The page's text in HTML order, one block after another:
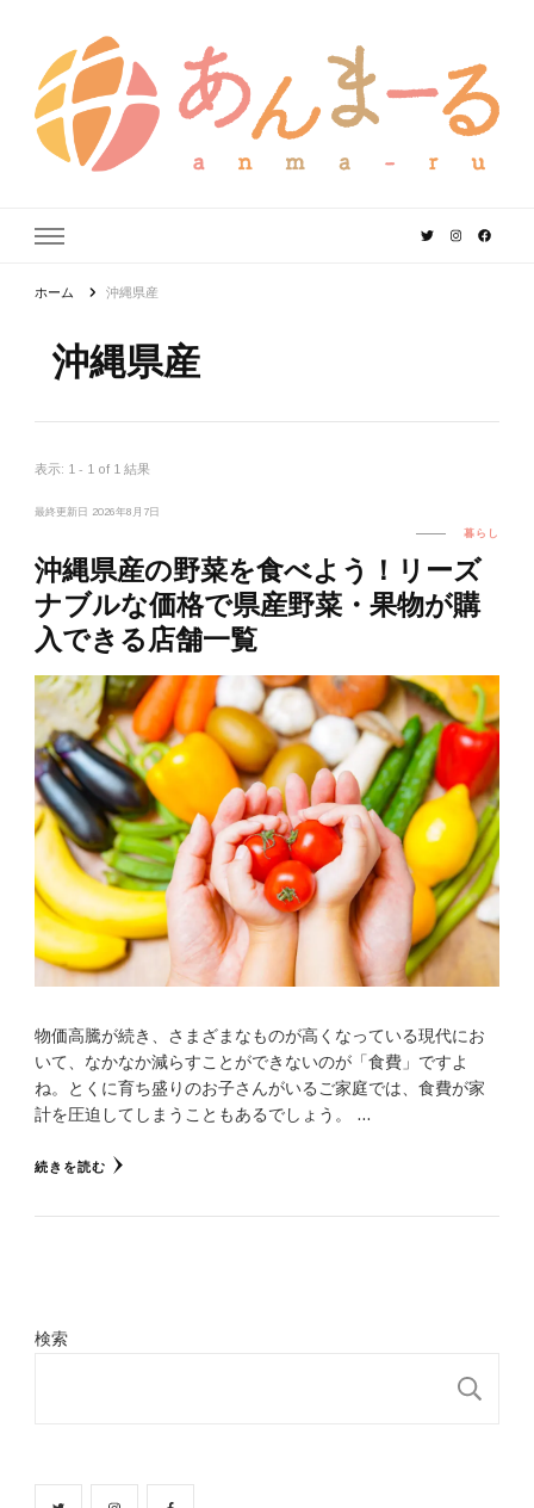
ホーム 沖縄県産
沖縄県産
表示: 1 - 1 of 1 結果
最終更新日 2026年8月7日
暮らし
沖縄県産の野菜を食べよう！リーズ
ナブルな価格で県産野菜・果物が購
入できる店舗一覧
物価高騰が続き、さまざまなものが高くなっている現代にお
いて、なかなか減らすことができないのが「食費」ですよ
ね。とくに育ち盛りのお子さんがいるご家庭では、食費が家
計を圧迫してしまうこともあるでしょう。 …
続きを読む
検索